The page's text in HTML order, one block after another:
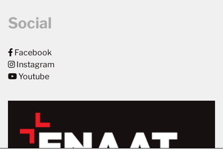
Social
Facebook
Instagram
Youtube